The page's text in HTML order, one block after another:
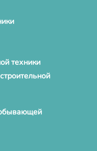
техники